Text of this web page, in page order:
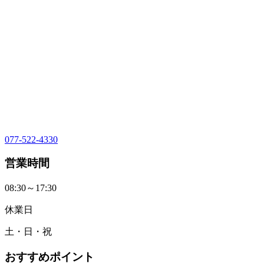
077-522-4330
営業時間
08:30～17:30
休業日
土・日・祝
おすすめポイント